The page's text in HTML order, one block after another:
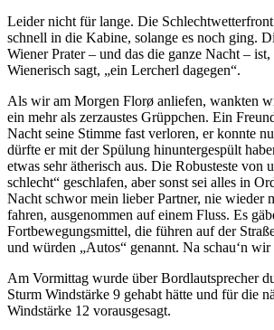
Leider nicht für lange. Die
schnell in die Kabine, solange es noch ging.
Wiener Prater – und das die ganze Nacht –
Wienerisch sagt, „ein Lercherl dagegen“.
Als wir am Morgen Florø anliefen, wankten
ein mehr als zerzaustes Grüppchen. Ein
Nacht seine Stimme fast verloren, er konnte
dürfte er mit der Spülung hinuntergespült
etwas sehr ätherisch aus. Die Robusteste von
schlecht“ geschlafen, aber sonst sei alles in
Nacht schwor mein lieber Partner, nie wieder
fahren, ausgenommen auf einem Fluss. Es
Fortbewegungsmittel, die führen auf der
und würden „Autos“ genannt. Na schau‘n wir
Am Vormittag wurde über Bordlautsprecher
Sturm Windstärke 9 gehabt hätte und für die
Windstärke 12 vorausgesagt.